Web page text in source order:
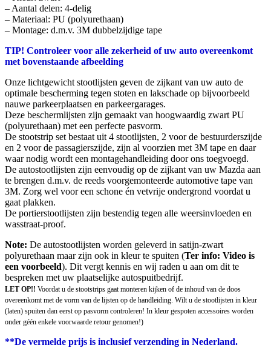
– Aantal delen: 4-delig
– Materiaal: PU (polyurethaan)
– Montage: d.m.v. 3M dubbelzijdige tape
TIP! Controleer voor alle zekerheid of uw auto overeenkomt
met bovenstaande afbeelding
Onze lichtgewicht stootlijsten geven de zijkant van uw auto de
optimale bescherming tegen stoten en lakschade op bijvoorbeeld
nauwe parkeerplaatsen en parkeergarages.
Deze beschermlijsten zijn gemaakt van hoogwaardig zwart PU
(polyurethaan) met een perfecte pasvorm.
De stootstrip set bestaat uit 4 stootlijsten, 2 voor de bestuurderszijde
en 2 voor de passagierszijde, zijn al voorzien met 3M tape en daar
waar nodig wordt een montagehandleiding door ons toegvoegd.
De autostootlijsten zijn eenvoudig op de zijkant van uw Mazda aan
te brengen d.m.v. de reeds voorgemonteerde automotive tape van
3M. Zorg wel voor een schone én vetvrije ondergrond voordat u
gaat plakken.
De portierstootlijsten zijn bestendig tegen alle weersinvloeden en
wasstraat-proof.
Note: De autostootlijsten worden geleverd in satijn-zwart
polyurethaan maar zijn ook in kleur te spuiten (Ter info: Video is
een voorbeeld). Dit vergt kennis en wij raden u aan om dit te
bespreken met uw plaatselijke autospuitbedrijf.
LET OP!! Voordat u de stootstrips gaat monteren kijken of de inhoud van de doos
overeenkomt met de vorm van de lijsten op de handleiding. Wilt u de stootlijsten in kleur
(laten) spuiten dan eerst op pasvorm controleren! In kleur gespoten accessoires worden
onder géén enkele voorwaarde retour genomen!)
**De vermelde prijs is inclusief verzending in Nederland.